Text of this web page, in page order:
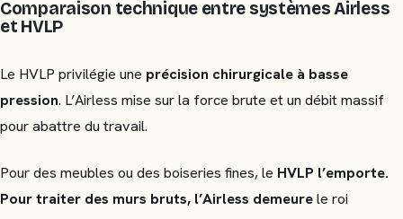
Comparaison technique entre systèmes Airless
et HVLP
Le HVLP privilégie une précision chirurgicale à basse
pression. L’Airless mise sur la force brute et un débit massif
pour abattre du travail.
Pour des meubles ou des boiseries fines, le HVLP l’emporte.
Pour traiter des murs bruts, l’Airless demeurele roi